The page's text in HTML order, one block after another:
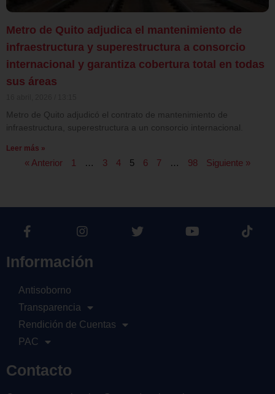
Metro de Quito adjudica el mantenimiento de
infraestructura y superestructura a consorcio
internacional y garantiza cobertura total en todas
sus áreas
Metro de Quito adjudicó el contrato de mantenimiento de
infraestructura, superestructura a un consorcio internacional.
Leer más »
« Anterior 1 … 3 4 5 6 7 … 98 Siguiente »
Información
Antisoborno
Transparencia
Rendición de Cuentas
PAC
Contacto